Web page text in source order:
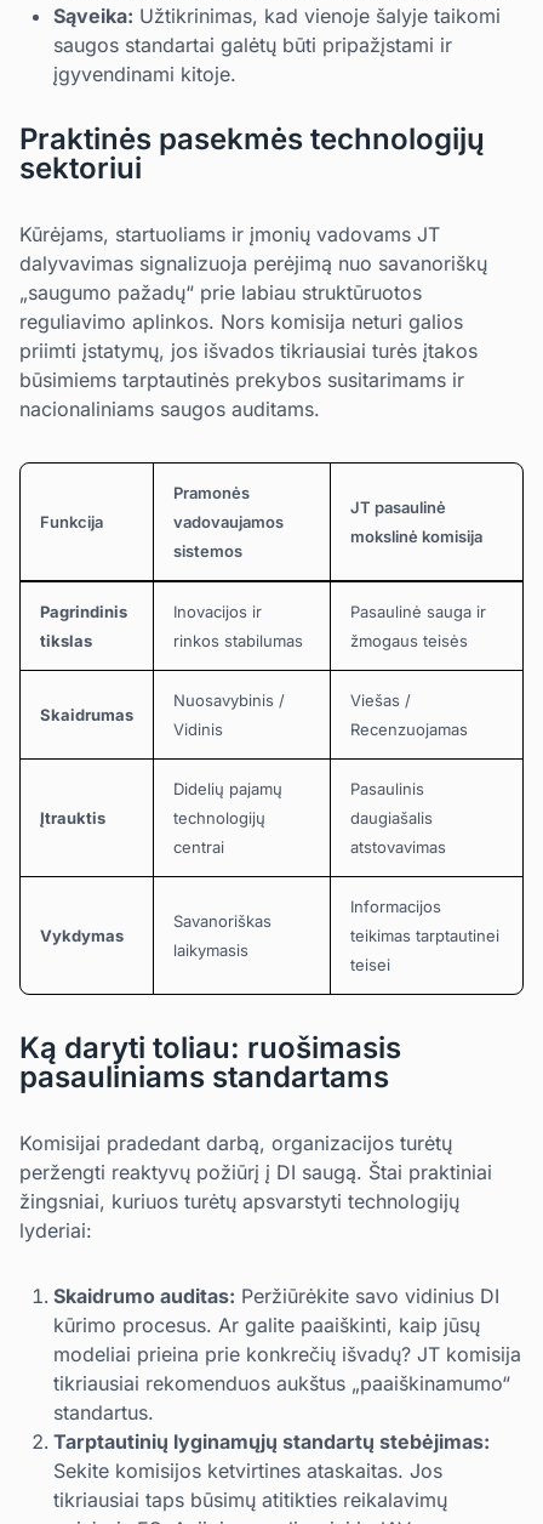
Sąveika: Užtikrinimas, kad vienoje šalyje taikomi
saugos standartai galėtų būti pripažįstami ir
įgyvendinami kitoje.
Praktinės pasekmės technologijų
sektoriui
Kūrėjams, startuoliams ir įmonių vadovams JT
dalyvavimas signalizuoja perėjimą nuo savanoriškų
„saugumo pažadų“ prie labiau struktūruotos
reguliavimo aplinkos. Nors komisija neturi galios
priimti įstatymų, jos išvados tikriausiai turės įtakos
būsimiems tarptautinės prekybos susitarimams ir
nacionaliniams saugos auditams.
Funkcija
Pramonės
vadovaujamos
sistemos
JT pasaulinė
mokslinė komisija
Pagrindinis
tikslas
Inovacijos ir
rinkos stabilumas
Pasaulinė sauga ir
žmogaus teisės
Skaidrumas
Nuosavybinis /
Vidinis
Viešas /
Recenzuojamas
Įtrauktis
Didelių pajamų
technologijų
centrai
Pasaulinis
daugiašalis
atstovavimas
Vykdymas
Savanoriškas
laikymasis
Informacijos
teikimas tarptautinei
teisei
Ką daryti toliau: ruošimasis
pasauliniams standartams
Komisijai pradedant darbą, organizacijos turėtų
peržengti reaktyvų požiūrį į DI saugą. Štai praktiniai
žingsniai, kuriuos turėtų apsvarstyti technologijų
lyderiai:
Skaidrumo auditas: Peržiūrėkite savo vidinius DI
kūrimo procesus. Ar galite paaiškinti, kaip jūsų
modeliai prieina prie konkrečių išvadų? JT komisija
tikriausiai rekomenduos aukštus „paaiškinamumo“
standartus.
Tarptautinių lyginamųjų standartų stebėjimas:
Sekite komisijos ketvirtines ataskaitas. Jos
tikriausiai taps būsimų atitikties reikalavimų